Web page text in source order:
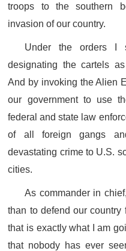
troops to the southern
invasion of our country.
Under the orders I
designating the cartels
And by invoking the Alien
our government to use
federal and state law
of all foreign gangs
devastating crime to U.S.
cities.
As commander in
than to defend our country
that is exactly what I am
that nobody has ever